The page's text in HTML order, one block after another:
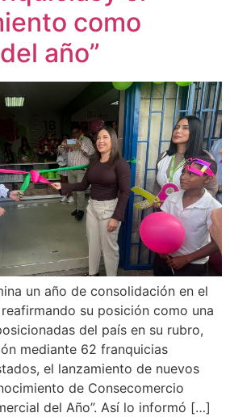
como
año”
un año de consolidación en el
su posición como una
del país en su rubro,
mediante 62 franquicias
el lanzamiento de nuevos
de Consecomercio
del Año”. Así lo informó […]